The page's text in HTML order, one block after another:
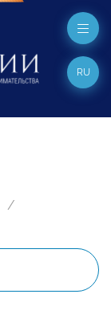
RU